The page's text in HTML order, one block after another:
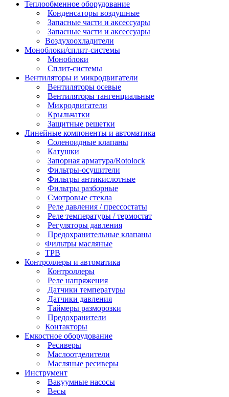
Теплообменное оборудование
Конденсаторы воздушные
Запасные части и аксессуары
Запасные части и аксессуары
Воздухоохладители
Моноблоки/сплит-системы
Моноблоки
Сплит-системы
Вентиляторы и микродвигатели
Вентиляторы осевые
Вентиляторы тангенциальные
Микродвигатели
Крыльчатки
Защитные решетки
Линейные компоненты и автоматика
Соленоидные клапаны
Катушки
Запорная арматура/Rotolock
Фильтры-осушители
Фильтры антикислотные
Фильтры разборные
Смотровые стекла
Реле давления / прессостаты
Реле температуры / термостат
Регуляторы давления
Предохранительные клапаны
Фильтры масляные
ТРВ
Контроллеры и автоматика
Контроллеры
Реле напряжения
Датчики температуры
Датчики давления
Таймеры разморозки
Предохранители
Контакторы
Емкостное оборудование
Ресиверы
Маслоотделители
Масляные ресиверы
Инструмент
Вакуумные насосы
Весы